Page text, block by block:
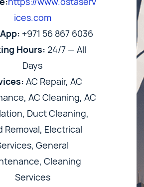
ices.com
+971 56 867 6036
Hours: 24/7 — All
Days
AC Repair, AC
AC Cleaning, AC
Duct Cleaning,
Removal, Electrical
General
Cleaning
Services